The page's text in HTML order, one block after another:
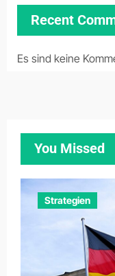
Recent
Es sind keine
You Missed
Strategien